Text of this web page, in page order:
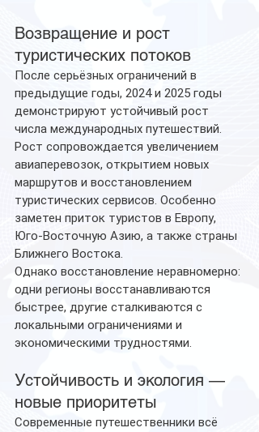
Возвращение и рост
туристических потоков
После серьёзных ограничений в
предыдущие годы, 2024 и 2025 годы
демонстрируют устойчивый рост
числа международных путешествий.
Рост сопровождается увеличением
авиаперевозок, открытием новых
маршрутов и восстановлением
туристических сервисов. Особенно
заметен приток туристов в Европу,
Юго-Восточную Азию, а также страны
Ближнего Востока.
Однако восстановление неравномерно:
одни регионы восстанавливаются
быстрее, другие сталкиваются с
локальными ограничениями и
экономическими трудностями.
Устойчивость и экология —
новые приоритеты
Современные путешественники всё